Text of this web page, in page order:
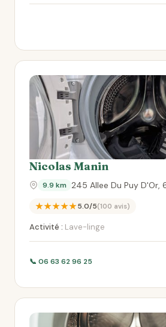
Nicolas Manin
9.9 km 245 Allee Du Puy D'Or,
★★★★★5.0/5(100 avis)
Activité : Lave-linge
📞 06 63 62 96 25